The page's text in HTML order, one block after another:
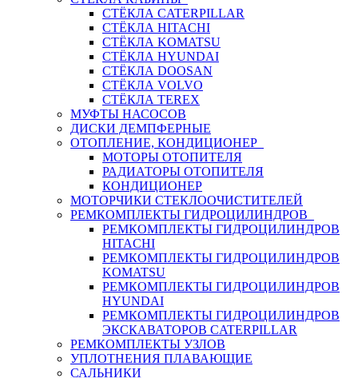
СТЁКЛА CATERPILLAR
СТЁКЛА HITACHI
СТЁКЛА KOMATSU
СТЁКЛА HYUNDAI
СТЁКЛА DOOSAN
СТЁКЛА VOLVO
СТЁКЛА TEREX
МУФТЫ НАСОСОВ
ДИСКИ ДЕМПФЕРНЫЕ
ОТОПЛЕНИЕ, КОНДИЦИОНЕР
МОТОРЫ ОТОПИТЕЛЯ
РАДИАТОРЫ ОТОПИТЕЛЯ
КОНДИЦИОНЕР
МОТОРЧИКИ СТЕКЛООЧИСТИТЕЛЕЙ
РЕМКОМПЛЕКТЫ ГИДРОЦИЛИНДРОВ
РЕМКОМПЛЕКТЫ ГИДРОЦИЛИНДРОВ
HITACHI
РЕМКОМПЛЕКТЫ ГИДРОЦИЛИНДРОВ
KOMATSU
РЕМКОМПЛЕКТЫ ГИДРОЦИЛИНДРОВ
HYUNDAI
РЕМКОМПЛЕКТЫ ГИДРОЦИЛИНДРОВ
ЭКСКАВАТОРОВ CATERPILLAR
РЕМКОМПЛЕКТЫ УЗЛОВ
УПЛОТНЕНИЯ ПЛАВАЮЩИЕ
САЛЬНИКИ